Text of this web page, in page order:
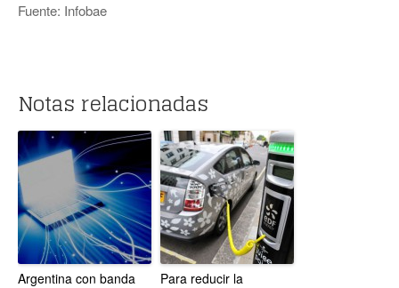
Fuente: Infobae
Notas relacionadas
Argentina con banda
Para reducir la